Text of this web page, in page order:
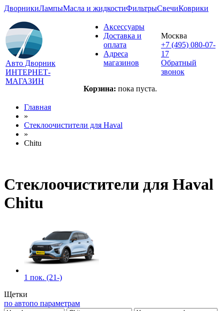
ДворникиЛампыМасла и жидкостиФильтрыСвечиКоврики
Авто Дворник
ИНТЕРНЕТ-
МАГАЗИН
Аксессуары
Доставка и
оплата
Адреса
магазинов
Корзина: пока пуста.
Москва
+7 (495) 080-07-
17
Обратный
звонок
Главная
»
Стеклоочистители для Haval
»
Chitu
Стеклоочистители для Haval
Chitu
1 пок. (21-)
Щетки
по автопо параметрам